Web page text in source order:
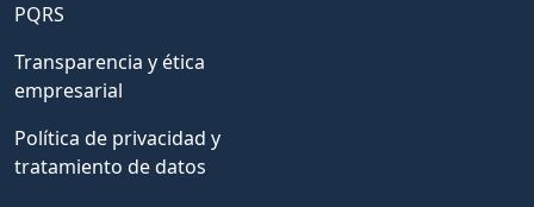
PQRS
Transparencia y ética
empresarial
Política de privacidad y
tratamiento de datos